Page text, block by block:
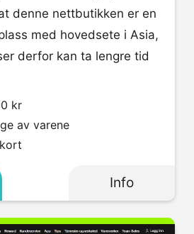
denne nettbutikken er en
med hovedsete i Asia,
derfor kan ta lengre tid
kr
av varene
Info